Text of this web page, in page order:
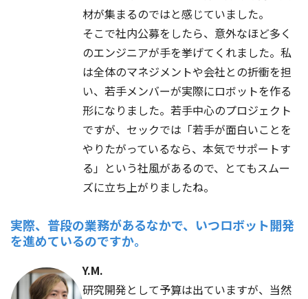
材が集まるのではと感じていました。
そこで社内公募をしたら、意外なほど多く
のエンジニアが手を挙げてくれました。私
は全体のマネジメントや会社との折衝を担
い、若手メンバーが実際にロボットを作る
形になりました。若手中心のプロジェクト
ですが、セックでは「若手が面白いことを
やりたがっているなら、本気でサポートす
る」という社風があるので、とてもスムー
ズに立ち上がりましたね。
実際、普段の業務があるなかで、いつロボット開発
を進めているのですか。
Y.M.
研究開発として予算は出ていますが、当然